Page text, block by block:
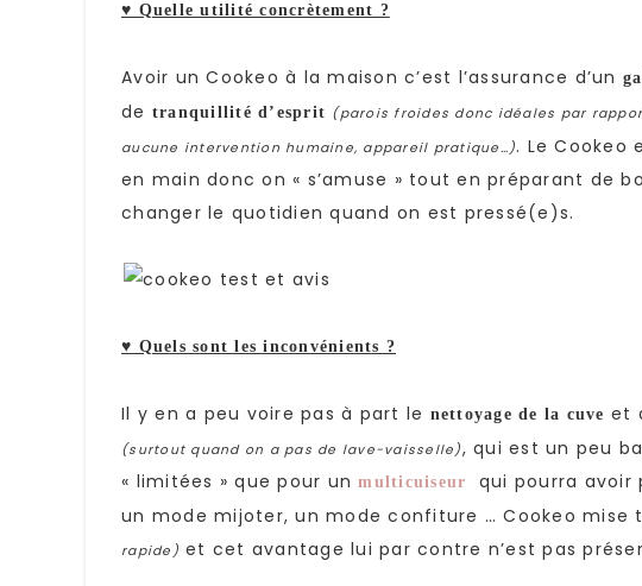
♥ Quelle utilité concrètement ?
Avoir un Cookeo à la maison c’est l’assurance d’un
de tranquillité d’esprit (parois froides donc idéales par
aucune intervention humaine, appareil pratique…). Le
en main donc on « s’amuse » tout en préparant de
changer le quotidien quand on est pressé(e)s.
♥ Quels sont les inconvénients ?
Il y en a peu voire pas à part le nettoyage de la cuve et
(surtout quand on a pas de lave-vaisselle), qui est un peu
« limitées » que pour unmulticuiseur
qui pourra avoir
un mode mijoter, un mode confiture … Cookeo mise
rapide) et cet avantage lui par contre n’est pas